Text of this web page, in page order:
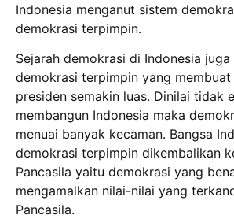
Indonesia menganut sistem
demokrasi terpimpin.
Sejarah demokrasi di Indonesia
demokrasi terpimpin yang membuat
presiden semakin luas. Dinilai tidak
membangun Indonesia maka
menuai banyak kecaman. Bangsa
demokrasi terpimpin dikembalikan
Pancasila yaitu demokrasi yang
mengamalkan nilai-nilai yang
Pancasila.